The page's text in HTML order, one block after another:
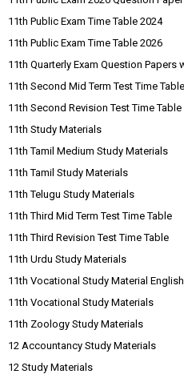
11th Public Exam Time Table 2024
11th Public Exam Time Table 2026
11th Quarterly Exam Question
11th Second Mid Term Test Time Table
11th Second Revision Test Time Table
11th Study Materials
11th Tamil Medium Study Materials
11th Tamil Study Materials
11th Telugu Study Materials
11th Third Mid Term Test Time Table
11th Third Revision Test Time Table
11th Urdu Study Materials
11th Vocational Study Material
11th Vocational Study Materials
11th Zoology Study Materials
12 Accountancy Study Materials
12 Study Materials